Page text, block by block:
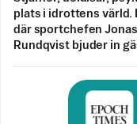
plats i idrottens värld.
där sportchefen
Rundqvist bjuder in